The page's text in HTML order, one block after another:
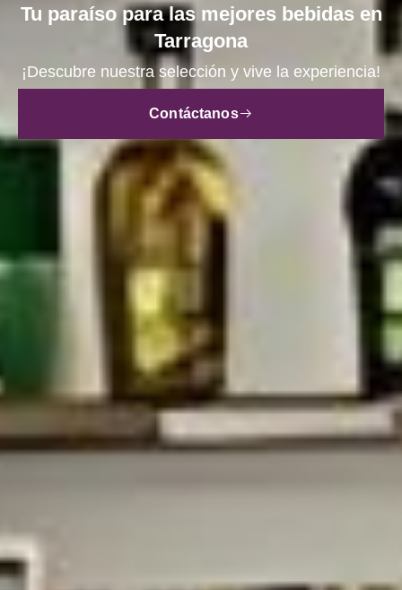
Tu paraíso para las mejores bebidas en
Tarragona
¡Descubre nuestra selección y vive la experiencia!
Contáctanos